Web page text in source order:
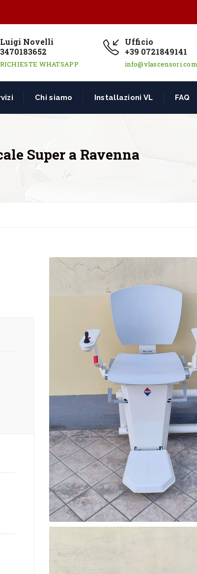
Luigi Novelli
3470183652
RICHIESTE WHATSAPP
Ufficio
+39 0721849141
info@vlascensori.com
Chi siamo Installazioni VL FAQ
Super a Ravenna